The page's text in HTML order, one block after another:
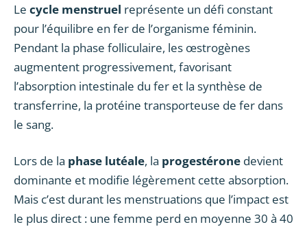
Le cycle menstruel représente un défi constant
pour l’équilibre en fer de l’organisme féminin.
Pendant la phase folliculaire, les œstrogènes
augmentent progressivement, favorisant
l’absorption intestinale du fer et la synthèse de
transferrine, la protéine transporteuse de fer dans
le sang.
Lors de la phase lutéale, la progestérone devient
dominante et modifie légèrement cette absorption.
Mais c’est durant les menstruations que l’impact est
le plus direct : une femme perd en moyenne 30 à 40